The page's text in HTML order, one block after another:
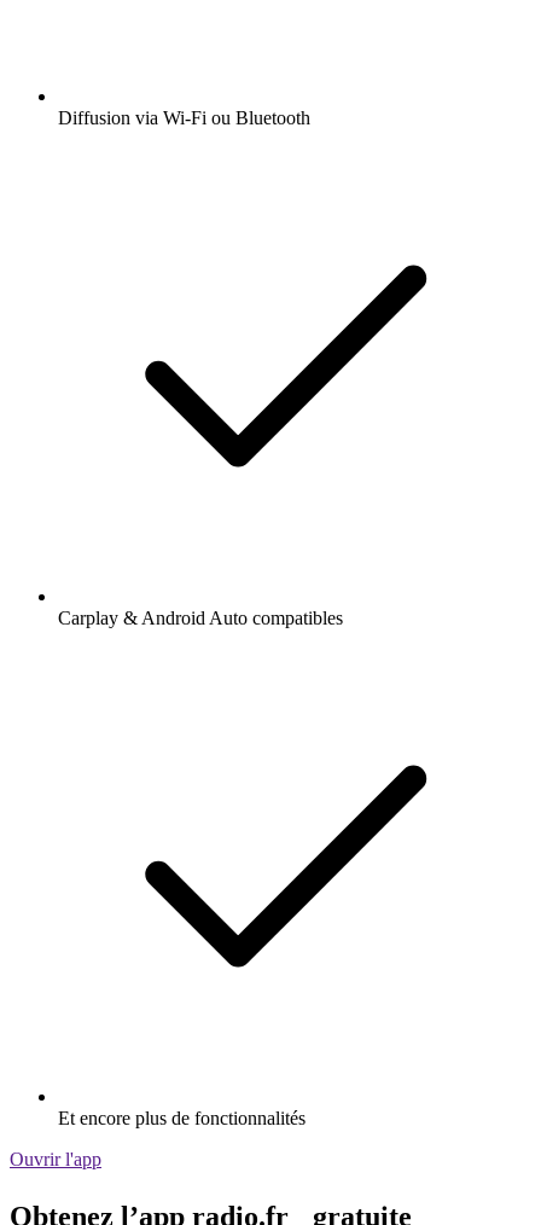
Diffusion via Wi-Fi ou Bluetooth
Carplay & Android Auto compatibles
Et encore plus de fonctionnalités
Ouvrir l'app
Obtenez l’app radio.fr gratuite